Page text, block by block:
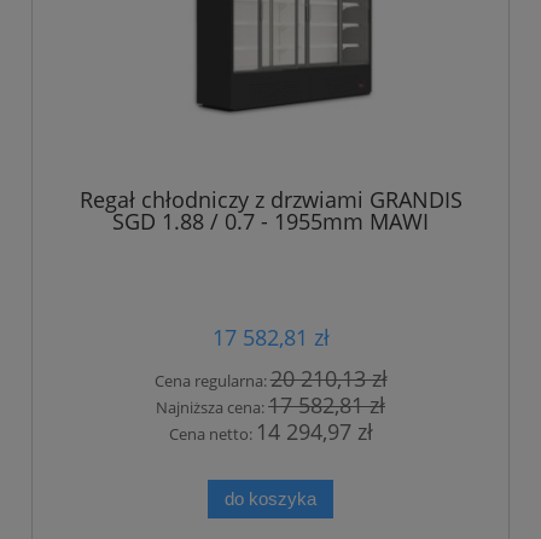
Regał chłodniczy z drzwiami GRANDIS
SGD 1.88 / 0.7 - 1955mm MAWI
17 582,81 zł
Cena regularna:20 210,13 zł
Najniższa cena:17 582,81 zł
Cena netto: 14 294,97 zł
do koszyka